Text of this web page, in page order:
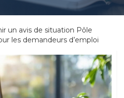
un avis de situation Pôle
les demandeurs d’emploi